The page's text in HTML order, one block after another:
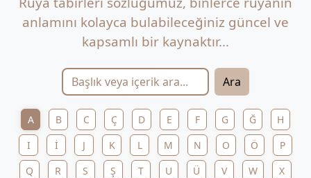
anlamını kolayca bulabileceğiniz güncel ve
kapsamlı bir kaynaktır...
Ara
A B C Ç D E F G Ğ
H
I
İ J K L M N O Ö
P
Q
R S Ş T U Ü V W
X